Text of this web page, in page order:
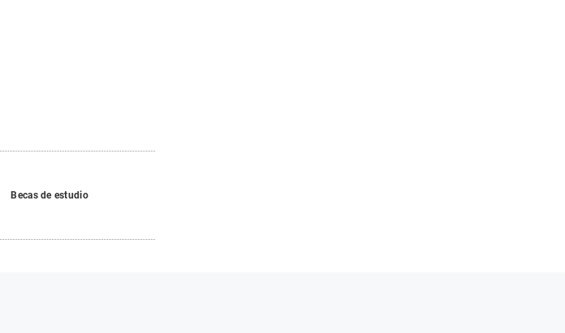
Becas de estudio